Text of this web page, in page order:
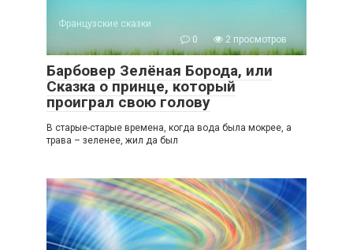
Французские сказки
0
2 просмотров
Барбовер Зелёная Борода, или
Сказка о принце, который
проиграл свою голову
В старые-старые времена, когда вода была мокрее, а
трава – зеленее, жил да был